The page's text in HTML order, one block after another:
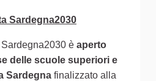
Sardegna2030
Sardegna2030 è aperto
delle scuole superiori e
Sardegna finalizzato alla